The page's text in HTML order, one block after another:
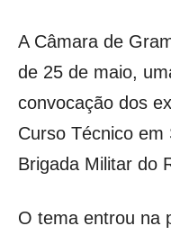
A Câmara de
de 25 de maio,
convocação dos
Curso Técnico em
Brigada Militar do
O tema entrou na